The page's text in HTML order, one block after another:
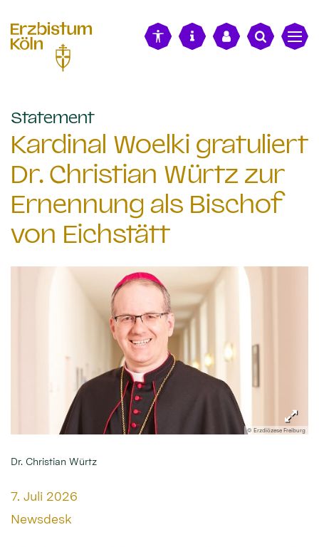
Statement:
Kardinal Woelki gratuliert
Dr. Christian Würtz zur
Ernennung als Bischof
von Eichstätt
© Erzdiözese Freiburg
Dr. Christian Würtz
Datum:
7. Juli 2026
Von:
Newsdesk